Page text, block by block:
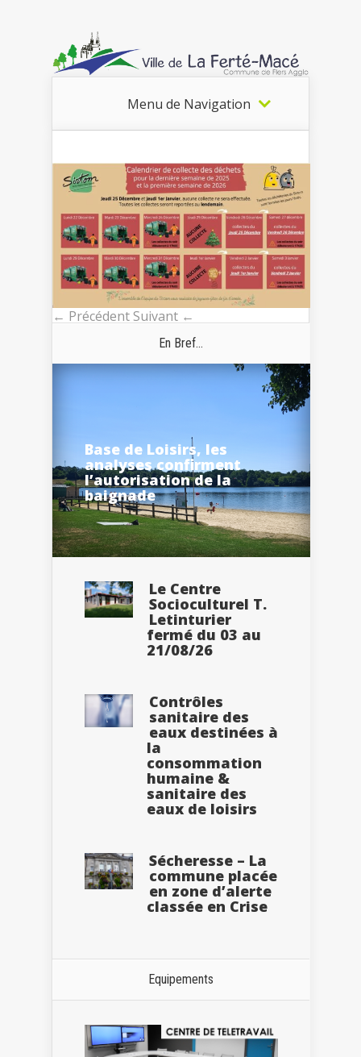
Menu de Navigation
← Précédent Suivant ←
En Bref...
Base de Loisirs, les
analyses confirment
l’autorisation de la
baignade
Le Centre
Socioculturel T.
Letinturier
fermé du 03 au
21/08/26
Contrôles
sanitaire des
eaux destinées à
la
consommation
humaine &
sanitaire des
eaux de loisirs
Sécheresse – La
commune placée
en zone d’alerte
classée en Crise
Equipements